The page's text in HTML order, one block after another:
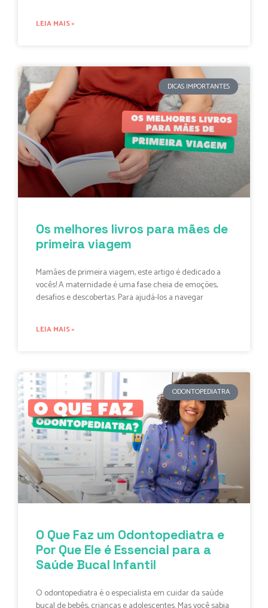
LEIA MAIS »
DICAS IMPORTANTES
Os melhores livros para mães de
primeira viagem
Mamães de primeira viagem, este artigo é dedicado a
vocês! A maternidade é uma fase cheia de emoções,
desafios e descobertas. Para ajudá-los a navegar
LEIA MAIS »
ODONTOPEDIATRA
O Que Faz um Odontopediatra e
Por Que Ele é Essencial para a
Saúde Bucal Infantil
O odontopediatra é o especialista em cuidar da saúde